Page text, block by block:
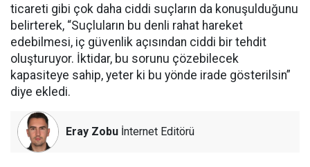
ticareti gibi çok daha ciddi suçların da konuşulduğunu
belirterek, “Suçluların bu denli rahat hareket
edebilmesi, iç güvenlik açısından ciddi bir tehdit
oluşturuyor. İktidar, bu sorunu çözebilecek
kapasiteye sahip, yeter ki bu yönde irade gösterilsin”
diye ekledi.
Eray Zobu İnternet Editörü